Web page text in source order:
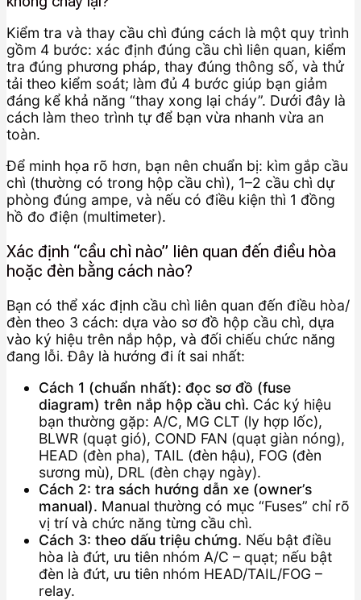
Kiểm tra và thay cầu chì đúng cách là một quy trình
gồm 4 bước: xác định đúng cầu chì liên quan, kiểm
tra đúng phương pháp, thay đúng thông số, và thử
tải theo kiểm soát; làm đủ 4 bước giúp bạn giảm
đáng kể khả năng “thay xong lại cháy”. Dưới đây là
cách làm theo trình tự để bạn vừa nhanh vừa an
toàn.
Để minh họa rõ hơn, bạn nên chuẩn bị: kìm gắp cầu
chì (thường có trong hộp cầu chì), 1–2 cầu chì dự
phòng đúng ampe, và nếu có điều kiện thì 1 đồng
hồ đo điện (multimeter).
Xác định “cầu chì nào” liên quan đến điều hòa
hoặc đèn bằng cách nào?
Bạn có thể xác định cầu chì liên quan đến điều hòa/
đèn theo 3 cách: dựa vào sơ đồ hộp cầu chì, dựa
vào ký hiệu trên nắp hộp, và đối chiếu chức năng
đang lỗi. Đây là hướng đi ít sai nhất:
Cách 1 (chuẩn nhất): đọc sơ đồ (fuse
diagram) trên nắp hộp cầu chì. Các ký hiệu
bạn thường gặp: A/C, MG CLT (ly hợp lốc),
BLWR (quạt gió), COND FAN (quạt giàn nóng),
HEAD (đèn pha), TAIL (đèn hậu), FOG (đèn
sương mù), DRL (đèn chạy ngày).
Cách 2: tra sách hướng dẫn xe (owner’s
manual). Manual thường có mục “Fuses” chỉ rõ
vị trí và chức năng từng cầu chì.
Cách 3: theo dấu triệu chứng. Nếu bật điều
hòa là đứt, ưu tiên nhóm A/C – quạt; nếu bật
đèn là đứt, ưu tiên nhóm HEAD/TAIL/FOG –
relay.